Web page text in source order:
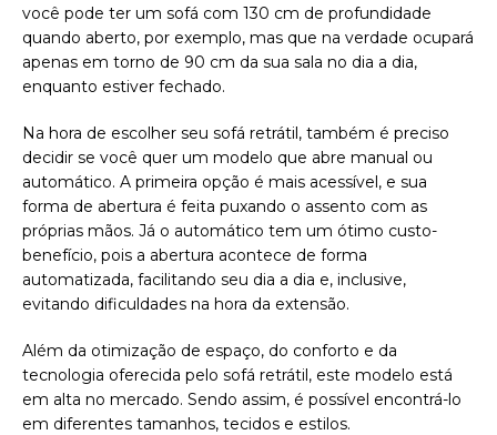
você pode ter um sofá com 130 cm de profundidade
quando aberto, por exemplo, mas que na verdade ocupará
apenas em torno de 90 cm da sua sala no dia a dia,
enquanto estiver fechado.
Na hora de escolher seu sofá retrátil, também é preciso
decidir se você quer um modelo que abre manual ou
automático. A primeira opção é mais acessível, e sua
forma de abertura é feita puxando o assento com as
próprias mãos. Já o automático tem um ótimo custo-
benefício, pois a abertura acontece de forma
automatizada, facilitando seu dia a dia e, inclusive,
evitando dificuldades na hora da extensão.
Além da otimização de espaço, do conforto e da
tecnologia oferecida pelo sofá retrátil, este modelo está
em alta no mercado. Sendo assim, é possível encontrá-lo
em diferentes tamanhos, tecidos e estilos.